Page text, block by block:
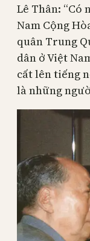
Lê Thân: “Có
Nam Cộng
quân Trung
dân ở Việt
cất lên tiếng
là những